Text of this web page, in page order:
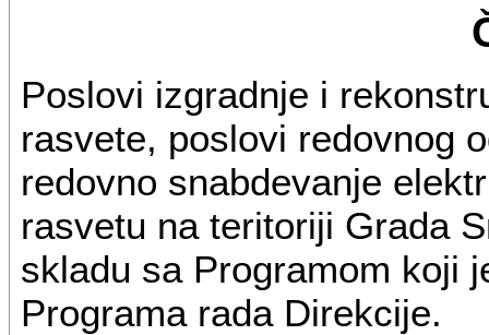
Poslovi izgradnje i
rasvete, poslovi redovnog
redovno snabdevanje
rasvetu na teritoriji Grada
skladu sa Programom koji
Programa rada Direkcije.